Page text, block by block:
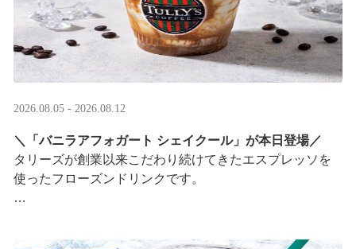
2026.08.05 - 2026.08.12
＼「バニラアフォガート シェイクール」が本日登場／
タリーズが創業以来こだわり続けてきたエスプレッソを
使ったフローズンドリンクです。